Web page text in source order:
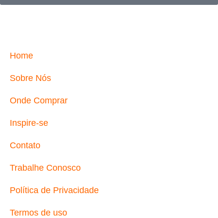
Home
Sobre Nós
Onde Comprar
Inspire-se
Contato
Trabalhe Conosco
Política de Privacidade
Termos de uso